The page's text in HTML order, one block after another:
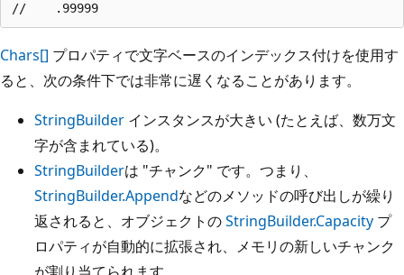
Chars[] プロパティで文字ベースのインデックス付けを使用す
ると、次の条件下では非常に遅くなることがあります。
StringBuilder インスタンスが大きい (たとえば、数万文
字が含まれている)。
StringBuilderは "チャンク" です。つまり、
StringBuilder.Appendなどのメソッドの呼び出しが繰り
返されると、オブジェクトのStringBuilder.Capacity プ
ロパティが自動的に拡張され、メモリの新しいチャンク
が割り当てられます。